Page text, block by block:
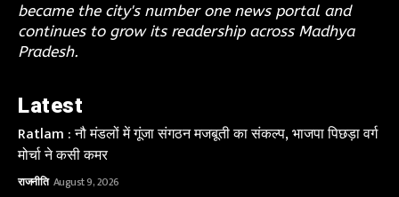
became the city's number one news portal and
continues to grow its readership across Madhya
Pradesh.
Latest
Ratlam : नौ मंडलों में गूंजा संगठन मजबूती का संकल्प, भाजपा पिछड़ा वर्ग
मोर्चा ने कसी कमर
राजनीति August 9, 2026